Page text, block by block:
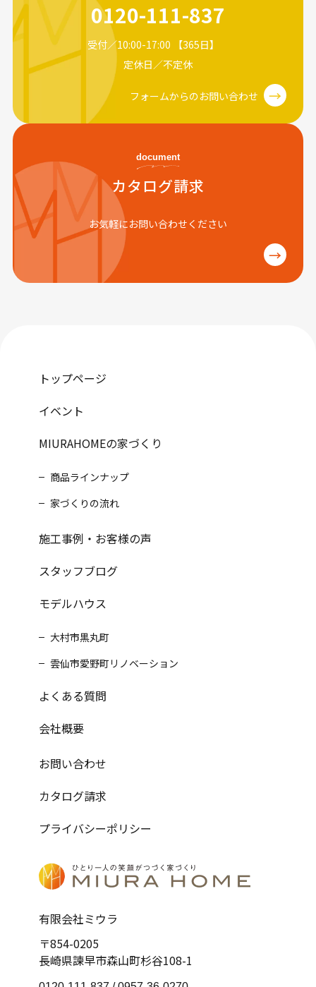
0120-111-837
受付／10:00-17:00 【365日】
定休日／不定休
フォームからのお問い合わせ →
document
カタログ請求
お気軽にお問い合わせください
→
有限会社ミウラ
〒854-0205
長崎県諫早市森山町杉谷108-1
トップページ
イベント
MIURAHOMEの家づくり
商品ラインナップ
家づくりの流れ
施工事例・お客様の声
スタッフブログ
モデルハウス
大村市黒丸町
雲仙市愛野町リノベーション
よくある質問
会社概要
お問い合わせ
カタログ請求
プライバシーポリシー